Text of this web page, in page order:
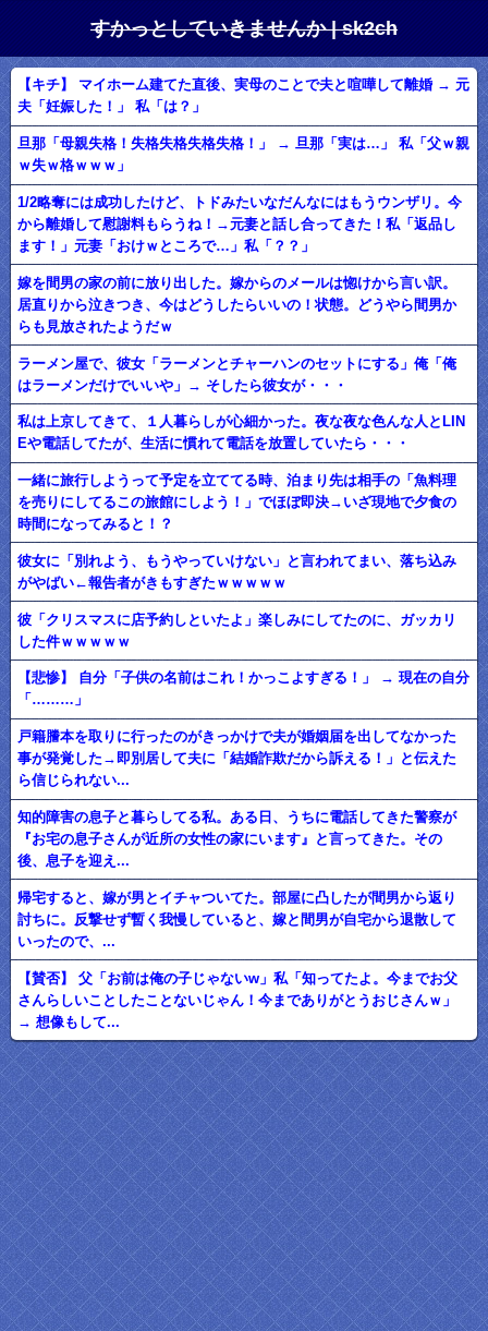
すかっとしていきませんか | sk2ch
【キチ】 マイホーム建てた直後、実母のことで夫と喧嘩して離婚 → 元
夫「妊娠した！」 私「は？」
旦那「母親失格！失格失格失格失格！」 → 旦那「実は…」 私「父ｗ親
ｗ失ｗ格ｗｗｗ」
1/2略奪には成功したけど、トドみたいなだんなにはもうウンザリ。今
から離婚して慰謝料もらうね！→元妻と話し合ってきた！私「返品し
ます！」元妻「おけｗところで…」私「？？」
嫁を間男の家の前に放り出した。嫁からのメールは惚けから言い訳。
居直りから泣きつき、今はどうしたらいいの！状態。どうやら間男か
らも見放されたようだｗ
ラーメン屋で、彼女「ラーメンとチャーハンのセットにする」俺「俺
はラーメンだけでいいや」→ そしたら彼女が・・・
私は上京してきて、１人暮らしが心細かった。夜な夜な色んな人とLIN
Eや電話してたが、生活に慣れて電話を放置していたら・・・
一緒に旅行しようって予定を立ててる時、泊まり先は相手の「魚料理
を売りにしてるこの旅館にしよう！」でほぼ即決→いざ現地で夕食の
時間になってみると！？
彼女に「別れよう、もうやっていけない」と言われてまい、落ち込み
がやばい←報告者がきもすぎたｗｗｗｗｗ
彼「クリスマスに店予約しといたよ」楽しみにしてたのに、ガッカリ
した件ｗｗｗｗｗ
【悲惨】 自分「子供の名前はこれ！かっこよすぎる！」 → 現在の自分
「………」
戸籍謄本を取りに行ったのがきっかけで夫が婚姻届を出してなかった
事が発覚した→即別居して夫に「結婚詐欺だから訴える！」と伝えた
ら信じられない...
知的障害の息子と暮らしてる私。ある日、うちに電話してきた警察が
『お宅の息子さんが近所の女性の家にいます』と言ってきた。その
後、息子を迎え...
帰宅すると、嫁が男とイチャついてた。部屋に凸したが間男から返り
討ちに。反撃せず暫く我慢していると、嫁と間男が自宅から退散して
いったので、...
【賛否】 父「お前は俺の子じゃないw」私「知ってたよ。今までお父
さんらしいことしたことないじゃん！今までありがとうおじさんｗ」
→ 想像もして...